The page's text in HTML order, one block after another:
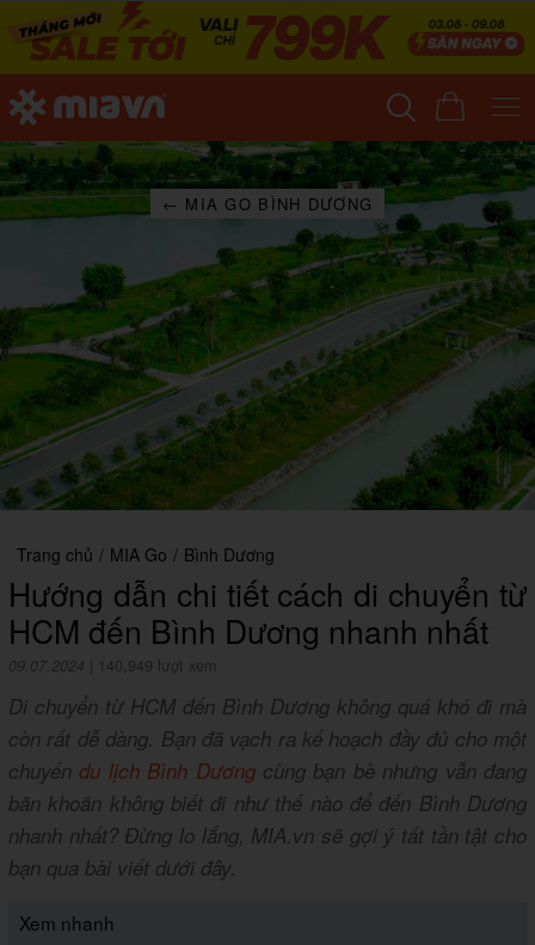
← MIA GO BÌNH DƯƠNG
Trang chủ / MIA Go / Bình Dương
Hướng dẫn chi tiết cách di chuyển từ
HCM đến Bình Dương nhanh nhất
09.07.2024 140,949 lượt xem
Di chuyển từ HCM đến Bình Dương không quá khó đi mà
còn rất dễ dàng. Bạn đã vạch ra kế hoạch đầy đủ cho một
chuyến du lịch Bình Dương cùng bạn bè nhưng vẫn đang
băn khoăn không biết đi như thế nào để đến Bình Dương
nhanh nhất? Đừng lo lắng, MIA.vn sẽ gợi ý tất tần tật cho
bạn qua bài viết dưới đây.
Xem nhanh